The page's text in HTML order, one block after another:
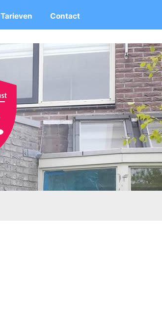
Tarieven Contact